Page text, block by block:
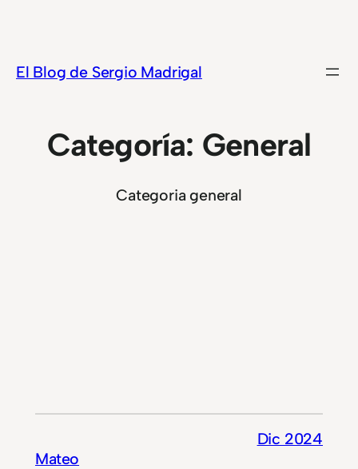
contenido
El Blog de Sergio Madrigal
Categoría: General
Categoria general
Mateo
Dic 2024